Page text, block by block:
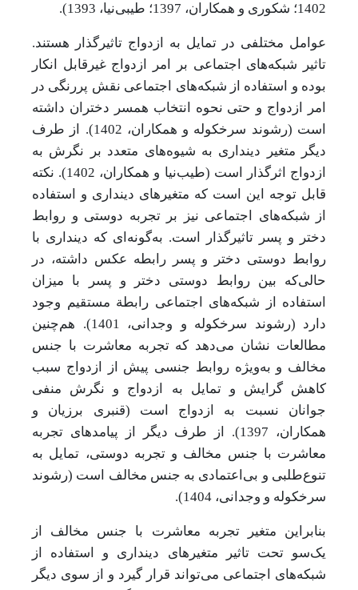
1402؛ شکوری و همکاران، 1397؛ طیبی‌نیا، 1393).
عوامل مختلفی در تمایل به ازدواج تاثیرگذار هستند.
تاثیر شبکه‌های اجتماعی بر امر ازدواج غیرقابل انکار
بوده و استفاده از شبکه‌های اجتماعی نقش پررنگی در
امر ازدواج و حتی نحوه انتخاب همسر دختران داشته
است (رشوند سرخکوله و همکاران، 1402). از طرف
دیگر متغیر دینداری به شیوه‌های متعدد بر نگرش به
ازدواج اثرگذار است (طیب‌نیا و همکاران، 1402). نکته
قابل توجه این است که متغیرهای دینداری و استفاده
از شبکه‌های اجتماعی نیز بر تجربه دوستی و روابط
دختر و پسر تاثیرگذار است. به‌گونه‌ای که دینداری با
روابط دوستی دختر و پسر رابطه عکس داشته، در
حالی‌که بین روابط دوستی دختر و پسر با میزان
استفاده از شبکه‌های اجتماعی رابطة مستقیم وجود
دارد (رشوند سرخکوله و وجدانی، 1401). هم‌چنین
مطالعات نشان می‌دهد که تجربه معاشرت با جنس
مخالف و به‌ویژه روابط جنسی پیش از ازدواج سبب
کاهش گرایش و تمایل به ازدواج و نگرش منفی
جوانان نسبت به ازدواج
است (قنبری برزیان و
همکاران، 1397). از طرف دیگر از پیامدهای تجربه
معاشرت با جنس مخالف و تجربه دوستی، تمایل به
تنوع‌طلبی و بی‌اعتمادی به جنس مخالف است (رشوند
سرخکوله و وجدانی، 1404).
بنابراین متغیر تجربه معاشرت با جنس مخالف از
یک‌سو تحت تاثیر متغیرهای دینداری و استفاده از
شبکه‌های اجتماعی می‌تواند قرار گیرد و از سوی دیگر